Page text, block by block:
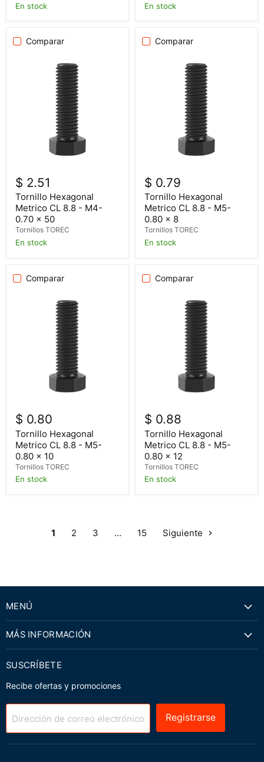
En stock En stock
Comparar
$ 2.51
Tornillo Hexagonal
Metrico CL 8.8 - M4-
0.70 x 50
Tornillos TOREC
En stock
Comparar
$ 0.79
Tornillo Hexagonal
Metrico CL 8.8 - M5-
0.80 x 8
Tornillos TOREC
En stock
Comparar
$ 0.80
Tornillo Hexagonal
Metrico CL 8.8 - M5-
0.80 x 10
Tornillos TOREC
En stock
Comparar
$ 0.88
Tornillo Hexagonal
Metrico CL 8.8 - M5-
0.80 x 12
Tornillos TOREC
En stock
1 2 3 … 15 Siguiente
MENÚ
MÁS INFORMACIÓN
SUSCRÍBETE
Recibe ofertas y promociones
Dirección de correo electrónico Registrarse